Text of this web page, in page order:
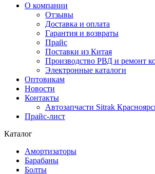
О компании
Отзывы
Доставка и оплата
Гарантия и возвраты
Прайс
Поставки из Китая
Производство РВД и ремонт
Электронные каталоги
Оптовикам
Новости
Контакты
Автозапчасти Sitrak
Прайс-лист
Каталог
Амортизаторы
Барабаны
Болты